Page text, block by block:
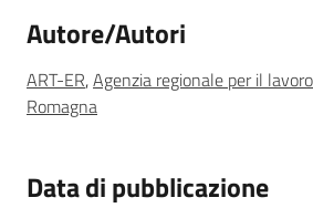
Autore/Autori
ART-ER,Agenzia regionale per il
Romagna
Data di pubblicazione